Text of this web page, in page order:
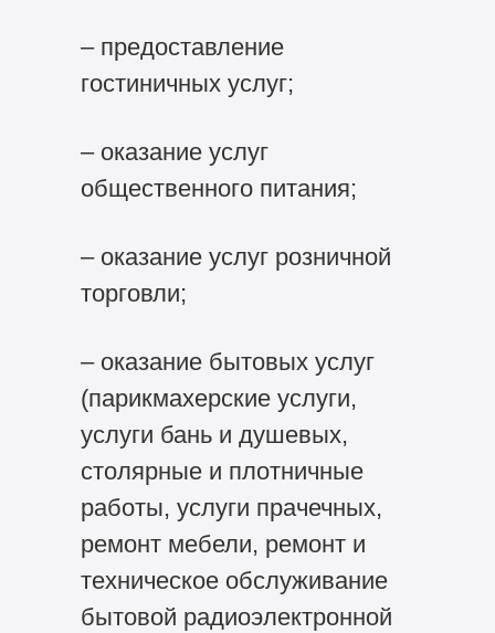
– предоставление
гостиничных услуг;
– оказание услуг
общественного питания;
– оказание услуг розничной
торговли;
– оказание бытовых услуг
(парикмахерские услуги,
услуги бань и душевых,
столярные и плотничные
работы, услуги прачечных,
ремонт мебели, ремонт и
техническое обслуживание
бытовой радиоэлектронной